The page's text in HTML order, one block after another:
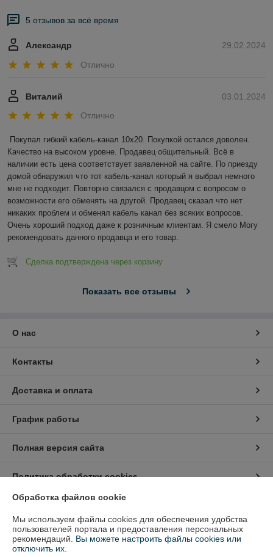
5 отзывов за всё время
29.02.2024
Александр
Отлично
03.01.2024
Виталий
Отлично
Покупал гибкий кабель-канал 10х20. Покупкой остался доволен.
Качество на высоком уровне. Продавец общительный. Всё в
наличии есть цена соответствует заявленной на сайте. По приезду
домой обнаружил что тот кабель-канал который я выбрал немного
мне не подходит. Повторно связался с продавцом с вопросом о
возможности его обменять на другой. Продавец сказал что нет
никаких проблем и обменял кабель канал без всяких вопросов.
Очень хороший подход даже к розничным клиентам. Я смело Могу
рекомендовать данного продавца и его товар.
Сделка подтверждена через корзину
Показать все отзывы
О нас
Контакты
Доставка и оплата
График работы
Полная версия сайта
Политика обработки cookies
Сайт создан на платформе Deal.by
Информация для покупателя
Обработка файлов cookie
Мы используем файлы cookies для обеспечения удобства
пользователей портала и предоставления персональных
рекомендаций. Вы можете настроить файлы cookies или
отключить их.